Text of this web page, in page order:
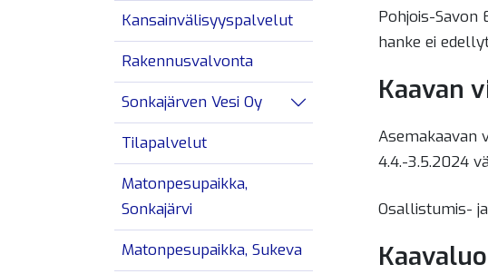
Kansainvälisyyspalvelut
Rakennusvalvonta
Avaa/sulje alavalikko
Sonkajärven Vesi Oy
Tilapalvelut
Matonpesupaikka,
Sonkajärvi
Matonpesupaikka, Sukeva
Pohjois-Savon
hanke ei
Kaavan
Asemakaavan
4.4.-3.5.2024
Osallistumis-